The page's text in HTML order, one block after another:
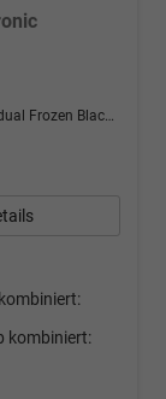
BMW Individual Frozen Black metallic
kombiniert: